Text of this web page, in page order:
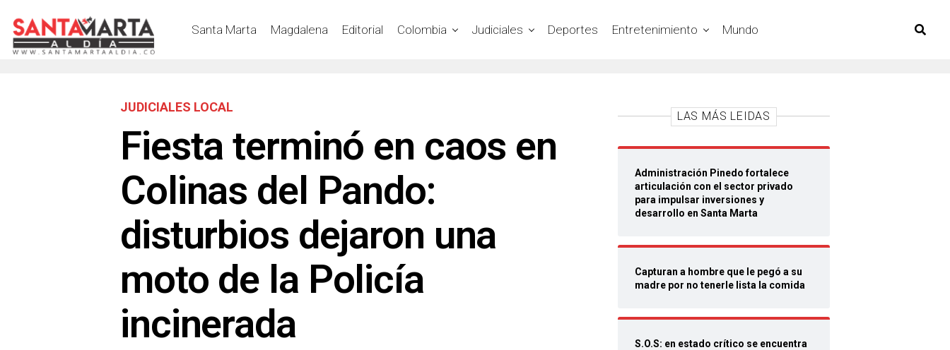
Santa Marta Magdalena Editorial Colombia Judiciales Deportes Entretenimiento Mundo
JUDICIALES LOCAL
Fiesta terminó en caos en
Colinas del Pando:
disturbios dejaron una
moto de la Policía
incinerada
LAS MÁS LEIDAS
Administración Pinedo fortalece
articulación con el sector privado
para impulsar inversiones y
desarrollo en Santa Marta
Capturan a hombre que le pegó a su
madre por no tenerle lista la comida
S.O.S: en estado crítico se encuentra